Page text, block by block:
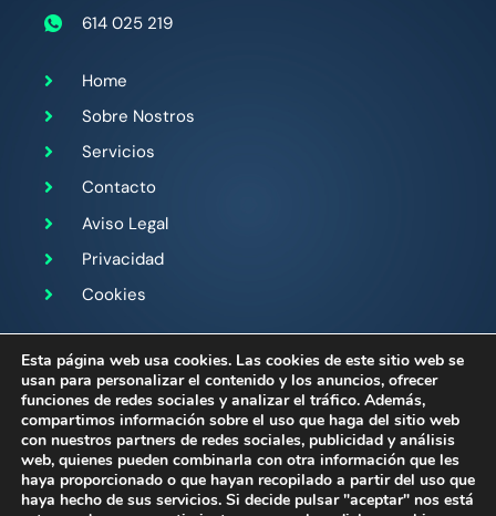
614 025 219
Home
Sobre Nostros
Servicios
Contacto
Aviso Legal
Privacidad
Cookies
Sígueme en:
Diseño, SEO y desarrollado porAgencia Kit Digital
Esta página web usa cookies. Las cookies de este sitio web se
usan para personalizar el contenido y los anuncios, ofrecer
funciones de redes sociales y analizar el tráfico. Además,
compartimos información sobre el uso que haga del sitio web
con nuestros partners de redes sociales, publicidad y análisis
web, quienes pueden combinarla con otra información que les
haya proporcionado o que hayan recopilado a partir del uso que
haya hecho de sus servicios. Si decide pulsar "aceptar" nos está